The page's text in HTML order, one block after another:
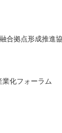
合拠点形成推進
化フォーラム